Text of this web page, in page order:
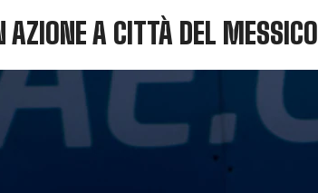
AZIONE A CITTÀ DEL MESSICO